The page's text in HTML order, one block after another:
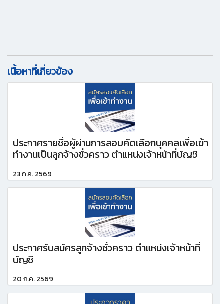
เนื้อหาที่เกี่ยวข้อง
ประกาศรายชื่อผู้ผ่านการสอบคัดเลือกบุคคลเพื่อเข้า
ทำงานเป็นลูกจ้างชั่วคราว ตำแหน่งเจ้าหน้าที่บัญชี
23 ก.ค. 2569
ประกาศรับสมัครลูกจ้างชั่วคราว ตำแหน่งเจ้าหน้าที่
บัญชี
20 ก.ค. 2569